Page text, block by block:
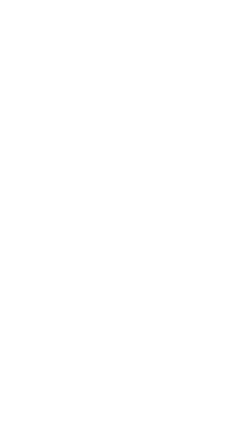
cookie saranno installati sul
in ogni momento le sue
in basso a sinistra
nostro sito. Per maggior
dei suoi dati visiti la nostra